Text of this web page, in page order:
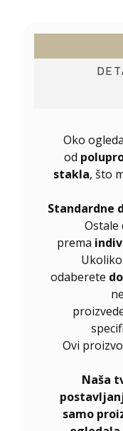
Oko
od
stakla, što
Standardne
Ostale
prema
odaberete
Ovi
Naša
samo